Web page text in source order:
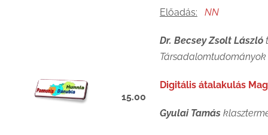
15.00
Előadás: NN
Dr. Becsey Zsolt László
Digitális átalakulás
Gyulai Tamás